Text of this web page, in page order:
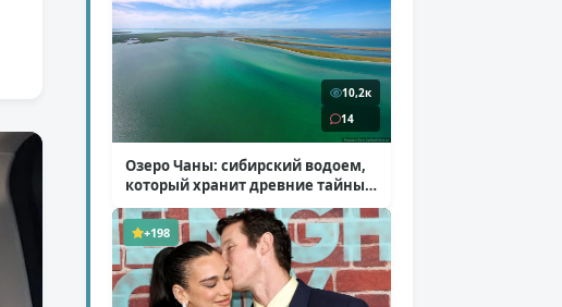
10,2к
14
Озеро Чаны: сибирский водоем,
который хранит древние тайны
( 12 фото )
+198